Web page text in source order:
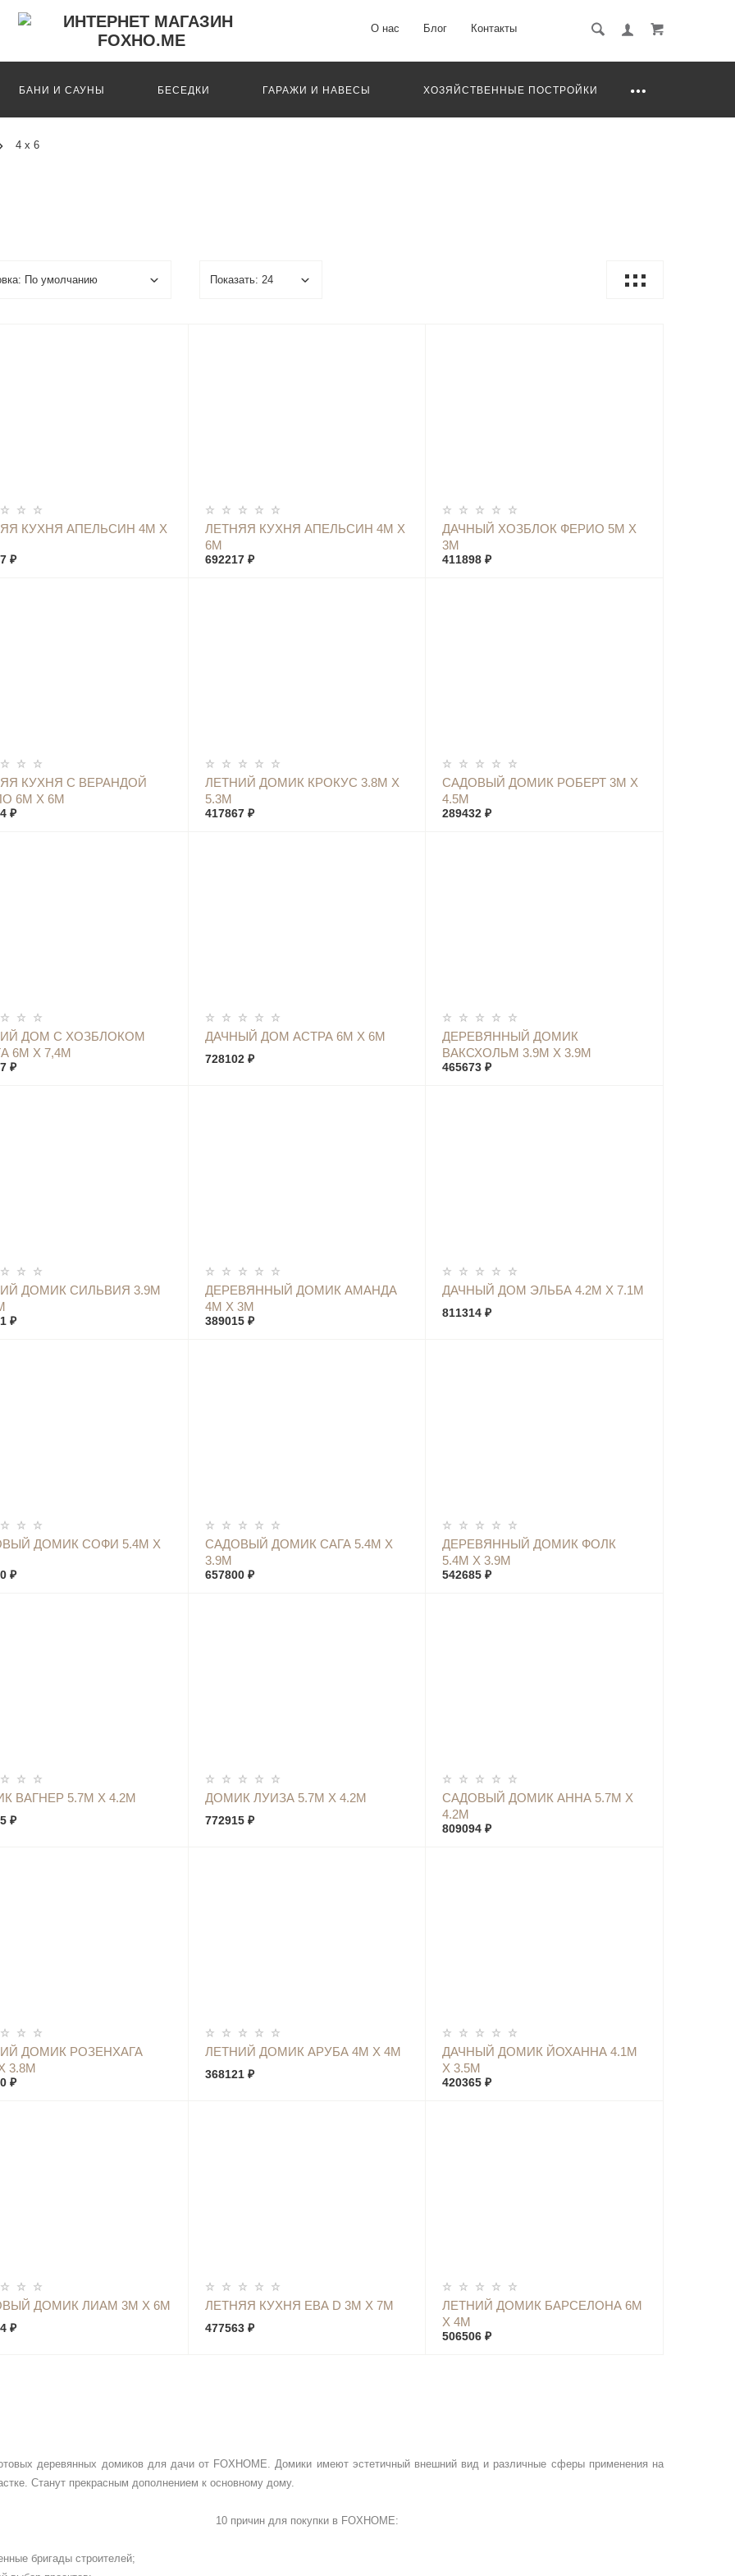
О нас Блог Контакты
БАНИ И САУНЫ БЕСЕДКИ ГАРАЖИ И НАВЕСЫ ХОЗЯЙСТВЕННЫЕ ПОСТРОЙКИ
4 х 6
КУХНЯ АПЕЛЬСИН 4М Х
₽
КУПИТЬ
ЛЕТНЯЯ КУХНЯ АПЕЛЬСИН 4М Х
6М
692217 ₽
КУПИТЬ
ДАЧНЫЙ ХОЗБЛОК ФЕРИО 5М Х
3М
411898 ₽
КУПИТЬ
КУХНЯ С ВЕРАНДОЙ
6М Х 6М
₽
КУПИТЬ
ЛЕТНИЙ ДОМИК КРОКУС 3.8М Х
5.3М
417867 ₽
КУПИТЬ
САДОВЫЙ ДОМИК РОБЕРТ 3М Х
4.5М
289432 ₽
КУПИТЬ
ДОМ С ХОЗБЛОКОМ
6М Х 7,4М
₽
КУПИТЬ ДАЧНЫЙ ДОМ АСТРА 6М Х 6М
728102 ₽
КУПИТЬ
ДЕРЕВЯННЫЙ ДОМИК
ВАКСХОЛЬМ 3.9М Х 3.9М
465673 ₽
КУПИТЬ
ДОМИК СИЛЬВИЯ 3.9М
₽
КУПИТЬ
ДЕРЕВЯННЫЙ ДОМИК АМАНДА
4М Х 3М
389015 ₽
КУПИТЬ ДАЧНЫЙ ДОМ ЭЛЬБА 4.2М Х 7.1М
811314 ₽
КУПИТЬ
ДОМИК СОФИ 5.4М Х
₽
КУПИТЬ
САДОВЫЙ ДОМИК САГА 5.4М Х
3.9М
657800 ₽
КУПИТЬ
ДЕРЕВЯННЫЙ ДОМИК ФОЛК
5.4М Х 3.9М
542685 ₽
КУПИТЬ
ВАГНЕР 5.7М Х 4.2М
₽
КУПИТЬ ДОМИК ЛУИЗА 5.7М Х 4.2М
772915 ₽
КУПИТЬ
САДОВЫЙ ДОМИК АННА 5.7М Х
4.2М
809094 ₽
КУПИТЬ
ДОМИК РОЗЕНХАГА
3.8М
₽
КУПИТЬ ЛЕТНИЙ ДОМИК АРУБА 4М Х 4М
368121 ₽
КУПИТЬ
ДАЧНЫЙ ДОМИК ЙОХАННА 4.1М
Х 3.5М
420365 ₽
КУПИТЬ
ДОМИК ЛИАМ 3М Х 6М
₽
КУПИТЬ ЛЕТНЯЯ КУХНЯ ЕВА D 3М Х 7М
477563 ₽
КУПИТЬ
ЛЕТНИЙ ДОМИК БАРСЕЛОНА 6М
Х 4М
506506 ₽
КУПИТЬ
деревянных домиков для дачи от FOXHOME. Домики имеют эстетичный внешний вид и различные сферы применения на
Станут прекрасным дополнением к основному дому.
10 причин для покупки в FOXHOME:
бригады строителей;